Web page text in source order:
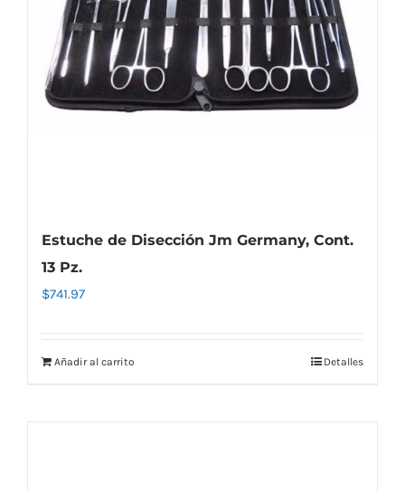
Estuche de Disección Jm Germany, Cont.
13 Pz.
$741.97
Añadir al carrito Detalles